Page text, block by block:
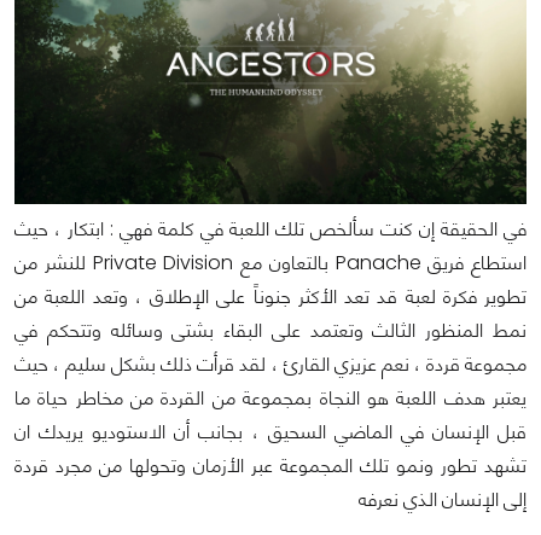
في الحقيقة إن كنت سألخص تلك اللعبة في كلمة فهي : ابتكار ، حيث
استطاع فريق Panache بالتعاون مع Private Division للنشر من
تطوير فكرة لعبة قد تعد الأكثر جنوناً على الإطلاق ، وتعد اللعبة من
نمط المنظور الثالث وتعتمد على البقاء بشتى وسائله وتتحكم في
مجموعة قردة ، نعم عزيزي القارئ ، لقد قرأت ذلك بشكل سليم ، حيث
يعتبر هدف اللعبة هو النجاة بمجموعة من القردة من مخاطر حياة ما
قبل الإنسان في الماضي السحيق ، بجانب أن الاستوديو يريدك ان
تشهد تطور ونمو تلك المجموعة عبر الأزمان وتحولها من مجرد قردة
إلى الإنسان الذي نعرفه